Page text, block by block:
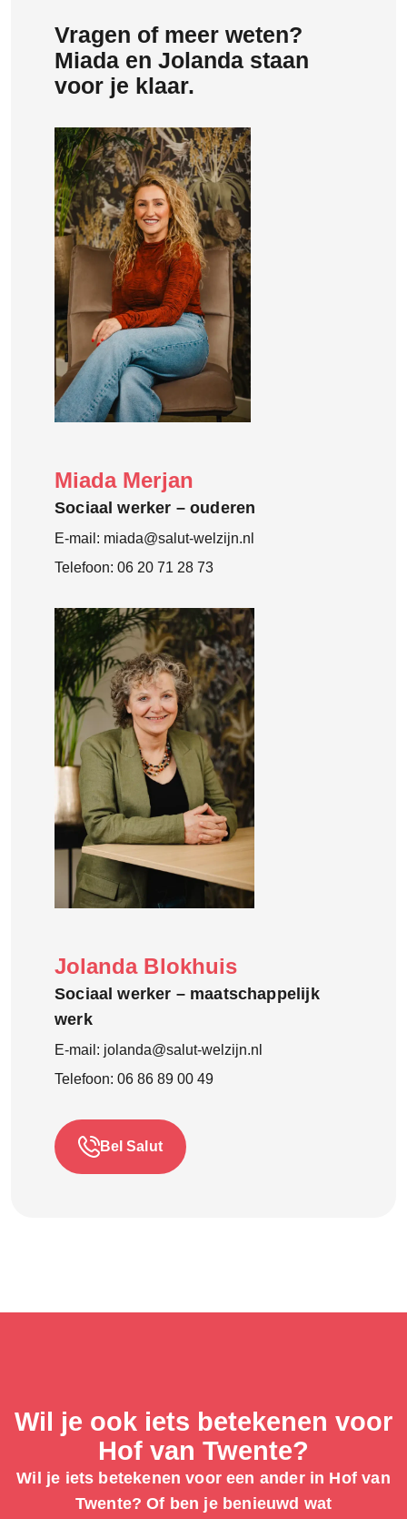
Vragen of meer weten?
Miada en Jolanda staan
voor je klaar.
Miada Merjan
Sociaal werker – ouderen
E-mail: miada@salut-welzijn.nl
Telefoon: 06 20 71 28 73
Jolanda Blokhuis
Sociaal werker – maatschappelijk
werk
E-mail: jolanda@salut-welzijn.nl
Telefoon: 06 86 89 00 49
Bel Salut
Wil je ook iets betekenen voor
Hof van Twente?
Wil je iets betekenen voor een ander in Hof van
Twente? Of ben je benieuwd wat